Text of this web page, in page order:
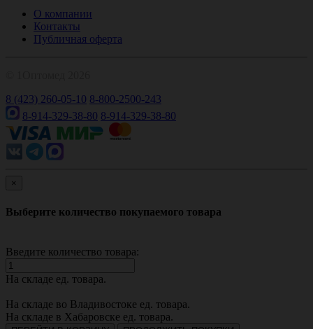
О компании
Контакты
Публичная оферта
8 (423) 260-05-10 8-800-2500-243
8-914-329-38-80 8-914-329-38-80
×
Выберите количество покупаемого товара
Введите количество товара:
На складе ед. товара.
На складе во Владивостоке ед. товара.
На складе в Хабаровске ед. товара.